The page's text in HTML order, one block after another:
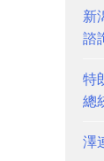
新
諮
特
總
澤